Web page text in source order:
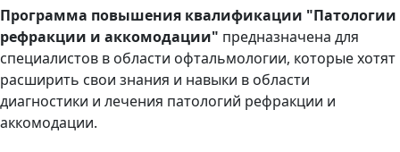
Программа повышения квалификации "Патологии
рефракции и аккомодации" предназначена для
специалистов в области офтальмологии, которые хотят
расширить свои знания и навыки в области
диагностики и лечения патологий рефракции и
аккомодации.